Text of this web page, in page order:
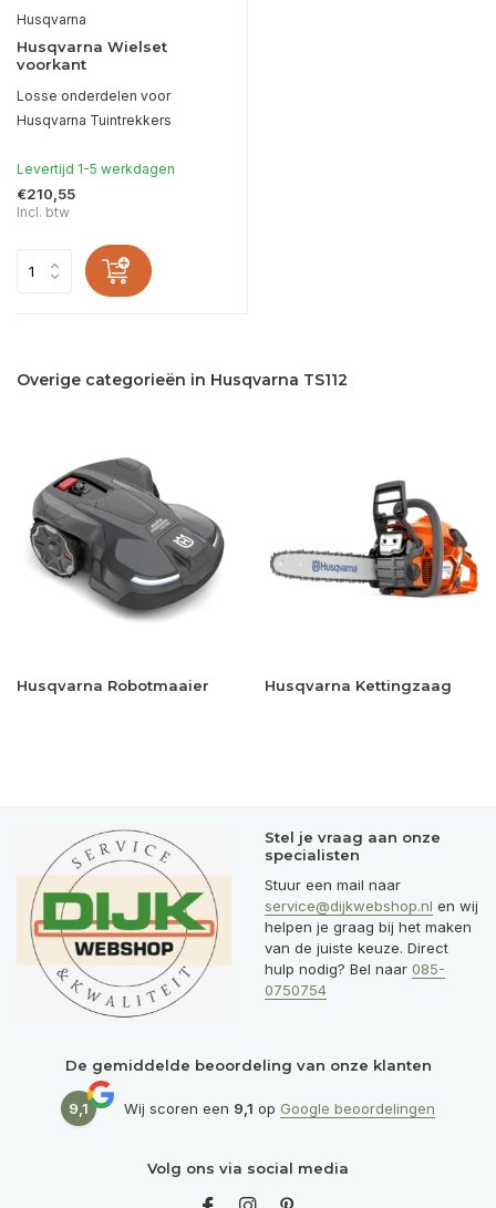
Husqvarna
Husqvarna Wielset
voorkant
Losse onderdelen voor
Husqvarna Tuintrekkers
Levertijd 1-5 werkdagen
€210,55
Incl. btw
Overige categorieën in Husqvarna TS112
Husqvarna Robotmaaier Husqvarna Kettingzaag
Stel je vraag aan onze
specialisten
Stuur een mail naar
service@dijkwebshop.nl en wij
helpen je graag bij het maken
van de juiste keuze. Direct
hulp nodig? Bel naar 085-
0750754
De gemiddelde beoordeling van onze klanten
9,1 Wij scoren een 9,1 op Google beoordelingen
Volg ons via social media